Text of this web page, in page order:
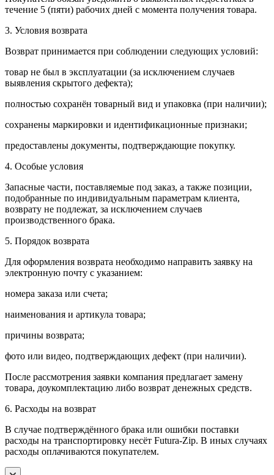
течение 5 (пяти) рабочих дней с момента получения товара.
3. Условия возврата
Возврат принимается при соблюдении следующих условий:
товар не был в эксплуатации (за исключением случаев
выявления скрытого дефекта);
полностью сохранён товарный вид и упаковка (при наличии);
сохранены маркировки и идентификационные признаки;
предоставлены документы, подтверждающие покупку.
4. Особые условия
Запасные части, поставляемые под заказ, а также позиции,
подобранные по индивидуальным параметрам клиента,
возврату не подлежат, за исключением случаев
производственного брака.
5. Порядок возврата
Для оформления возврата необходимо направить заявку на
электронную почту с указанием:
номера заказа или счета;
наименования и артикула товара;
причины возврата;
фото или видео, подтверждающих дефект (при наличии).
После рассмотрения заявки компания предлагает замену
товара, доукомплектацию либо возврат денежных средств.
6. Расходы на возврат
В случае подтверждённого брака или ошибки поставки
расходы на транспортировку несёт Futura-Zip. В иных случаях
расходы оплачиваются покупателем.